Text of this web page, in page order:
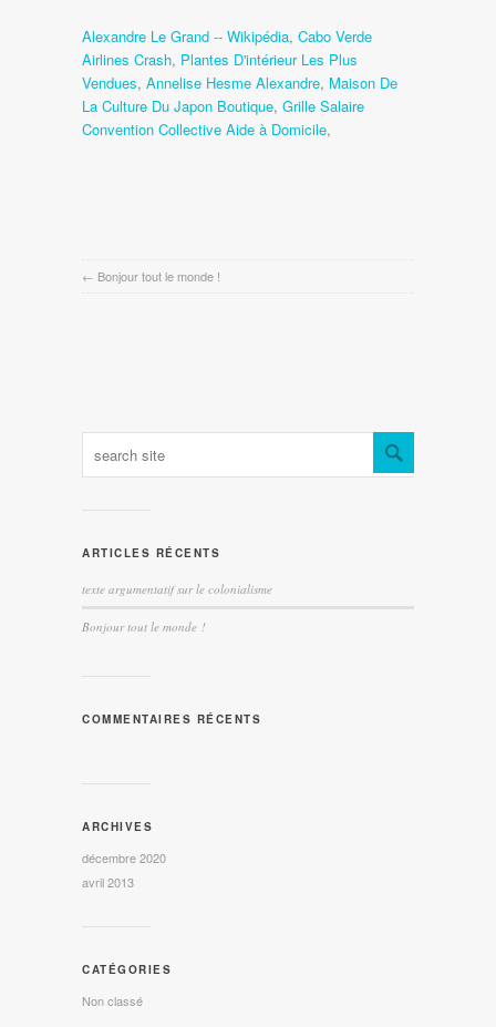
Alexandre Le Grand -- Wikipédia, Cabo Verde
Airlines Crash, Plantes D'intérieur Les Plus
Vendues, Annelise Hesme Alexandre, Maison De
La Culture Du Japon Boutique, Grille Salaire
Convention Collective Aide à Domicile,
← Bonjour tout le monde !
ARTICLES RÉCENTS
texte argumentatif sur le colonialisme
Bonjour tout le monde !
COMMENTAIRES RÉCENTS
ARCHIVES
décembre 2020
avril 2013
CATÉGORIES
Non classé